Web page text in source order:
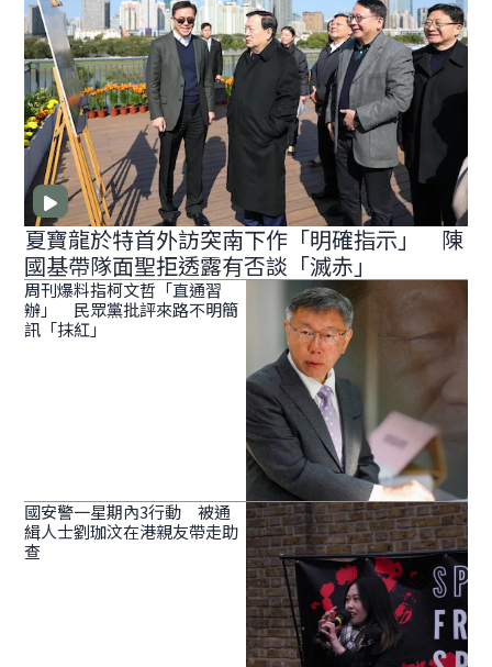
夏寶龍於特首外訪突南下作「明確指示」 陳
國基帶隊面聖拒透露有否談「滅赤」
周刊爆料指柯文哲「直通習
辦」 民眾黨批評來路不明簡
訊「抹紅」
國安警一星期內3行動 被通
緝人士劉珈汶在港親友帶走助
查